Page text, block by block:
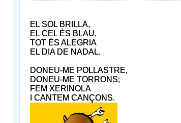
EL SOL BRILLA,
EL CEL ÉS BLAU,
TOT ÉS ALEGRIA
EL DIA DE NADAL.
DONEU-ME POLLASTRE,
DONEU-ME TORRONS;
FEM XERINOLA
I CANTEM CANÇONS.